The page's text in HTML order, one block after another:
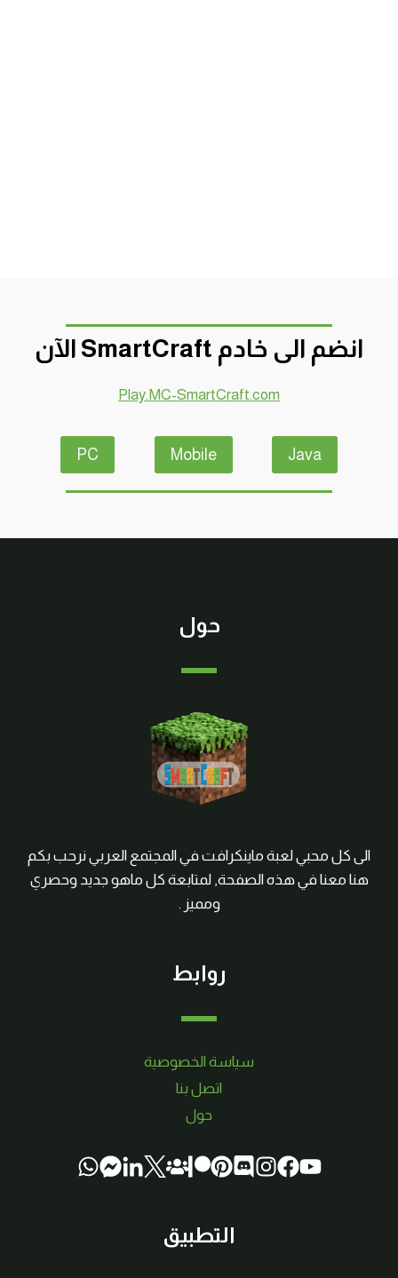
انضم الى خادم SmartCraft الآن
Play.MC-SmartCraft.com
Java
Mobile
PC
حول
الى كل محبي لعبة ماينكرافت في المجتمع العربي نرحب بكم
هنا معنا في هذه الصفحة, لمتابعة كل ماهو جديد وحصري
ومميز .
روابط
سياسة الخصوصية
اتصل بنا
حول
التطبيق